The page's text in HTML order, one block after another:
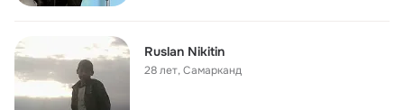
Ruslan Nikitin
28 лет,Самарканд